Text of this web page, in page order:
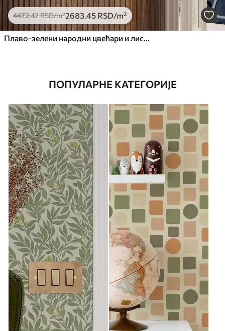
4472.42RSD/m²2683.45 RSD/m²
Плаво-зелени народни цвећари и листови на кремастој подлози
ПОПУЛАРНЕ КАТЕГОРИЈЕ